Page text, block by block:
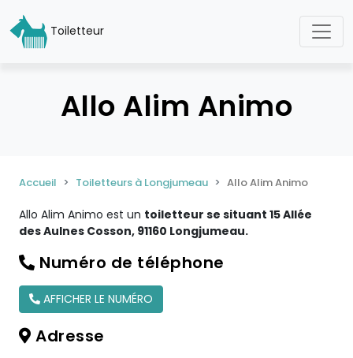
Toiletteur
Allo Alim Animo
Accueil Toiletteurs à Longjumeau Allo Alim Animo
Allo Alim Animo est un toiletteur se situant 15 Allée
des Aulnes Cosson, 91160 Longjumeau.
Numéro de téléphone
AFFICHER LE NUMÉRO
Adresse